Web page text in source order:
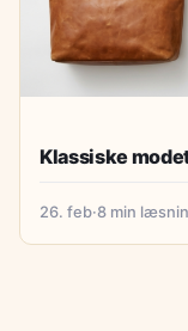
Klassiske
26. feb·8 min